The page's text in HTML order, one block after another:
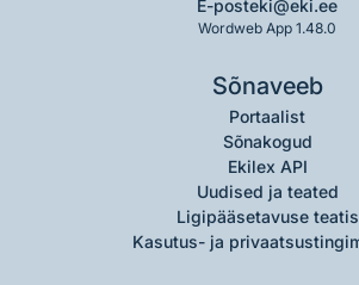
E-posteki@eki.ee
Wordweb App 1.48.0
Sõnaveeb
Portaalist
Sõnakogud
Ekilex API
Uudised ja teated
Ligipääsetavuse teatis
Kasutus- ja